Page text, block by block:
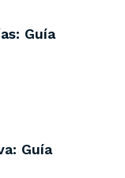
Guía
Guía